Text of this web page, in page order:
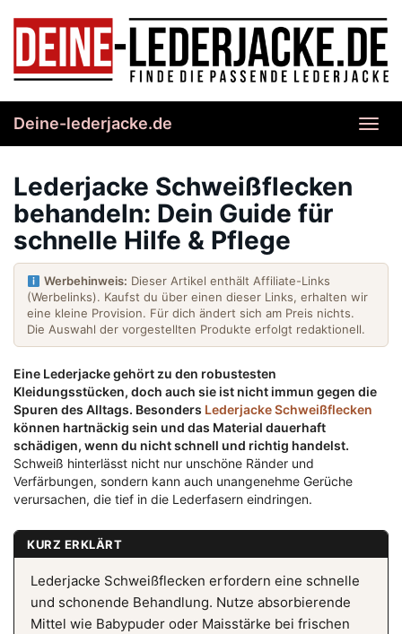
content
Deine-lederjacke.de
Lederjacke Schweißflecken
behandeln: Dein Guide für
schnelle Hilfe & Pflege
Werbehinweis: Dieser Artikel enthält Affiliate-Links
(Werbelinks). Kaufst du über einen dieser Links, erhalten wir
eine kleine Provision. Für dich ändert sich am Preis nichts.
Die Auswahl der vorgestellten Produkte erfolgt redaktionell.
Eine Lederjacke gehört zu den robustesten
Kleidungsstücken, doch auch sie ist nicht immun gegen die
Spuren des Alltags. Besonders Lederjacke Schweißflecken
können hartnäckig sein und das Material dauerhaft
schädigen, wenn du nicht schnell und richtig handelst.
Schweiß hinterlässt nicht nur unschöne Ränder und
Verfärbungen, sondern kann auch unangenehme Gerüche
verursachen, die tief in die Lederfasern eindringen.
KURZ ERKLÄRT
Lederjacke Schweißflecken erfordern eine schnelle
und schonende Behandlung. Nutze absorbierende
Mittel wie Babypuder oder Maisstärke bei frischen